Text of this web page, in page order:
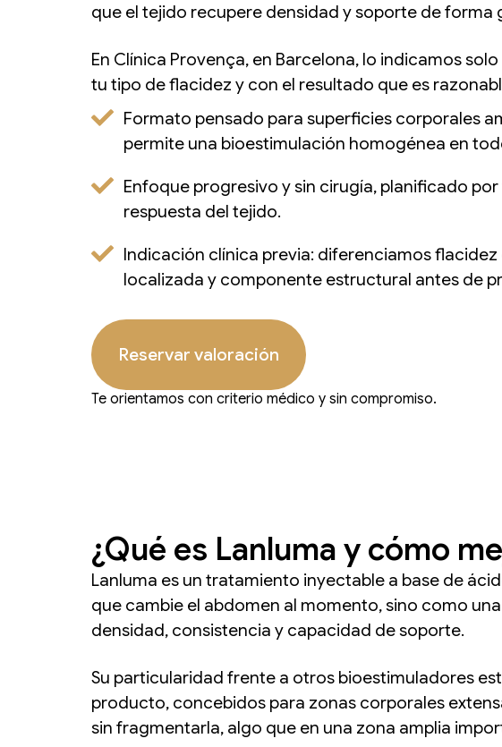
que el tejido recupere densidad y soporte de forma
En Clínica Provença, en Barcelona, lo indicamos
tu tipo de flacidez y con el resultado que es
Formato pensado para superficies corporales
permite una bioestimulación homogénea en
Enfoque progresivo y sin cirugía, planificado por
respuesta del tejido.
Indicación clínica previa: diferenciamos flacidez
localizada y componente estructural antes de
Reservar valoración
Te orientamos con criterio médico y sin compromiso.
¿Qué es Lanluma y cómo
Lanluma es un tratamiento inyectable a base de
que cambie el abdomen al momento, sino como
densidad, consistencia y capacidad de soporte.
Su particularidad frente a otros bioestimuladores
producto, concebidos para zonas corporales
sin fragmentarla, algo que en una zona amplia